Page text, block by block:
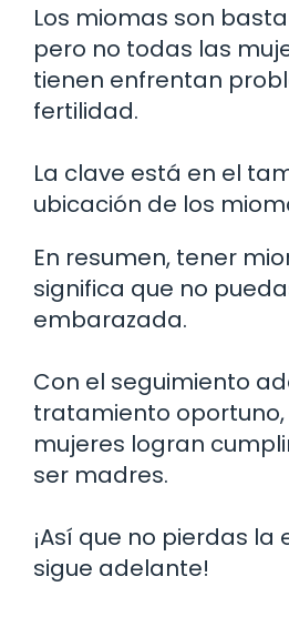
Los miomas son
pero no todas las
tienen enfrentan
fertilidad.
La clave está en el
ubicación de los
En resumen, tener
significa que no
embarazada.
Con el seguimiento
tratamiento
mujeres logran
ser madres.
¡Así que no pierdas la
sigue adelante!